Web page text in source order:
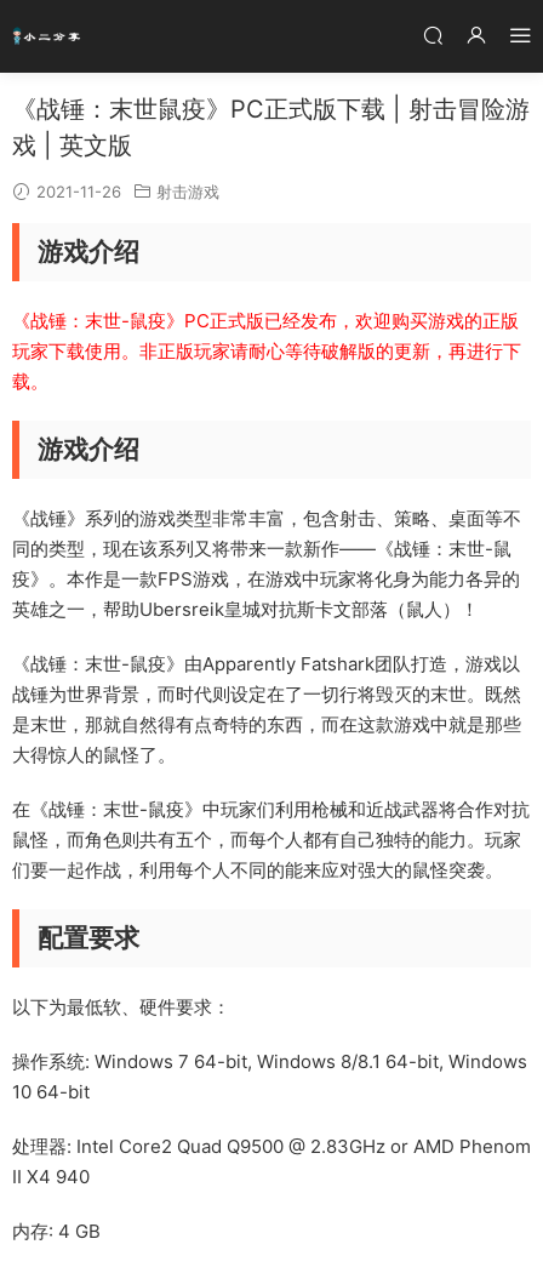
《战锤：末世鼠疫》PC正式版下载 | 射击冒险游
戏 | 英文版
2021-11-26 射击游戏
游戏介绍
《战锤：末世-鼠疫》PC正式版已经发布，欢迎购买游戏的正版
玩家下载使用。非正版玩家请耐心等待破解版的更新，再进行下
载。
游戏介绍
《战锤》系列的游戏类型非常丰富，包含射击、策略、桌面等不
同的类型，现在该系列又将带来一款新作——《战锤：末世-鼠
疫》。本作是一款FPS游戏，在游戏中玩家将化身为能力各异的
英雄之一，帮助Ubersreik皇城对抗斯卡文部落（鼠人）！
《战锤：末世-鼠疫》由Apparently Fatshark团队打造，游戏以
战锤为世界背景，而时代则设定在了一切行将毁灭的末世。既然
是末世，那就自然得有点奇特的东西，而在这款游戏中就是那些
大得惊人的鼠怪了。
在《战锤：末世-鼠疫》中玩家们利用枪械和近战武器将合作对抗
鼠怪，而角色则共有五个，而每个人都有自己独特的能力。玩家
们要一起作战，利用每个人不同的能来应对强大的鼠怪突袭。
配置要求
以下为最低软、硬件要求：
操作系统: Windows 7 64-bit, Windows 8/8.1 64-bit, Windows
10 64-bit
处理器: Intel Core2 Quad Q9500 @ 2.83GHz or AMD Phenom
II X4 940
内存: 4 GB